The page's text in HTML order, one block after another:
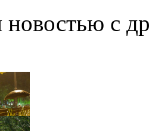
новостью с